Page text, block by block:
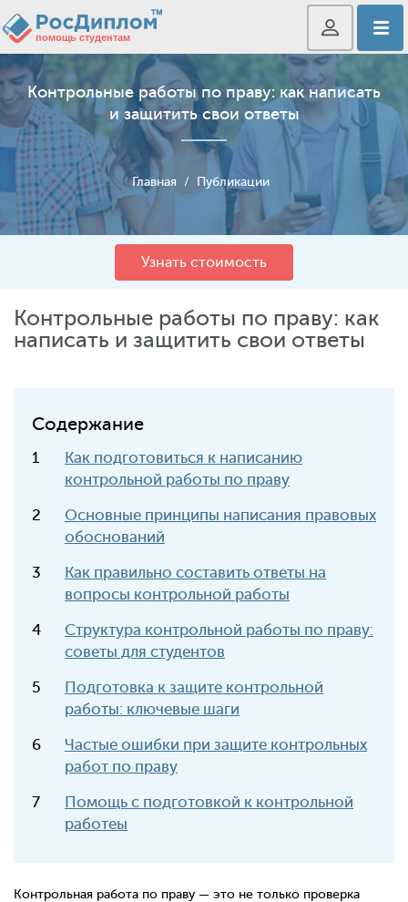
Контрольные работы по праву: как написать
и защитить свои ответы
Главная / Публикации
Узнать стоимость
Контрольные работы по праву: как
написать и защитить свои ответы
Содержание
Как подготовиться к написанию
контрольной работы по праву
Основные принципы написания правовых
обоснований
Как правильно составить ответы на
вопросы контрольной работы
Структура контрольной работы по праву:
советы для студентов
Подготовка к защите контрольной
работы: ключевые шаги
Частые ошибки при защите контрольных
работ по праву
Помощь с подготовкой к контрольной
работеы
Контрольная работа по праву — это не только проверка